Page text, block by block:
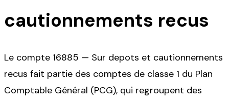
cautionnements recus
Le compte 16885 — Sur depots et cautionnements
recus fait partie des comptes de classe 1 du Plan
Comptable Général (PCG), qui regroupent des